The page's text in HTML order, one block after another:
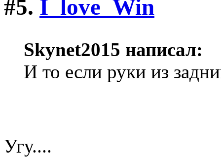
#5. I_love_Win
Skynet2015 написал:
И то если руки из
Угу....